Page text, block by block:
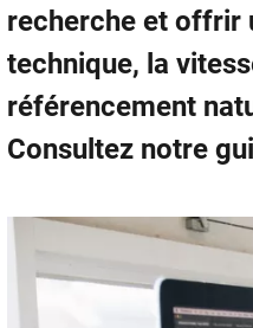
recherche et offrir
technique, la
référencement
Consultez notre